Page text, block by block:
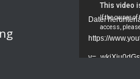
Datei
https://